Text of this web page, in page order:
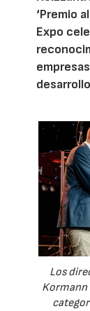
‘Premio
Expo
Los
Kormann